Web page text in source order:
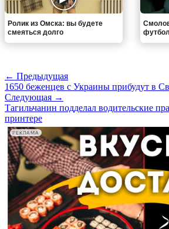
Ролик из Омска: вы будете
смеяться долго
← Предыдущая
1650 беженцев с Украины прибудут в
Следующая →
Тагильчанин подделал водительские
принтере
РЕКЛАМА